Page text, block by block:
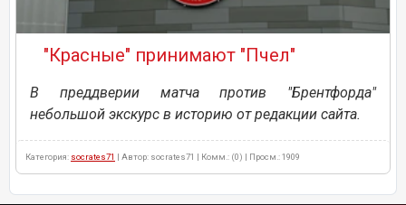
"Красные" принимают "Пчел"
В преддверии матча против "Брентфорда"
небольшой экскурс в историю от редакции сайта.
Категория: socrates71 | Автор: socrates71 | Комм.: (0) | Просм.: 1909